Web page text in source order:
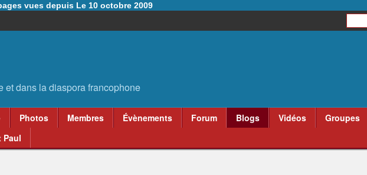
vues depuis Le 10 octobre 2009
Photos Membres Évènements Forum Blogs Vidéos
Groupes
Paul